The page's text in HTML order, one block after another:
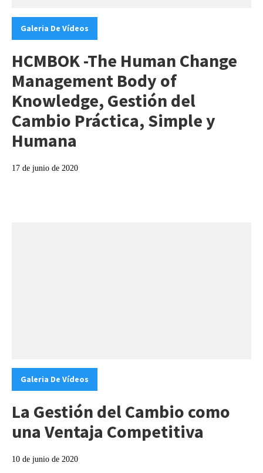
Categories:
Galeria De Vídeos
HCMBOK -The Human Change
Management Body of
Knowledge, Gestión del
Cambio Práctica, Simple y
Humana
17 de junio de 2020
Categories:
Galeria De Vídeos
La Gestión del Cambio como
una Ventaja Competitiva
10 de junio de 2020